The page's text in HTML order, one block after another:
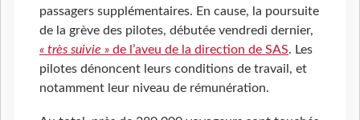
passagers supplémentaires. En cause, la poursuite
de la grève des pilotes, débutée vendredi dernier,
« très suivie » de l’aveu de la direction de SAS. Les
pilotes dénoncent leurs conditions de travail, et
notamment leur niveau de rémunération.